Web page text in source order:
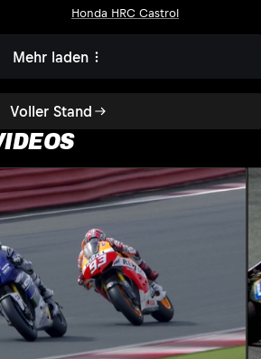
Voller Stand
Honda HRC Castrol
Mehr laden